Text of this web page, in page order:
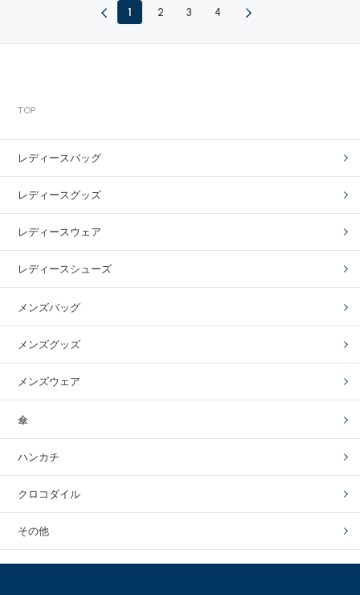
1 2 3 4
TOP
レディースバッグ
レディースグッズ
レディースウェア
レディースシューズ
メンズバッグ
メンズグッズ
メンズウェア
傘
ハンカチ
クロコダイル
その他